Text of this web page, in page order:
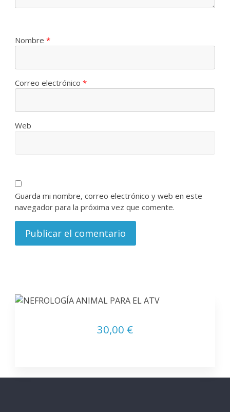
Nombre*
Correo electrónico*
Web
Guarda mi nombre, correo electrónico y web en este
navegador para la próxima vez que comente.
30,00 €